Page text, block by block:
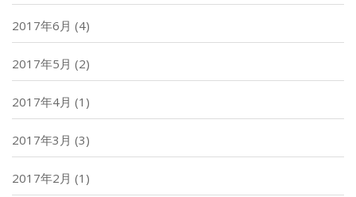
2017年6月 (4)
2017年5月 (2)
2017年4月 (1)
2017年3月 (3)
2017年2月 (1)